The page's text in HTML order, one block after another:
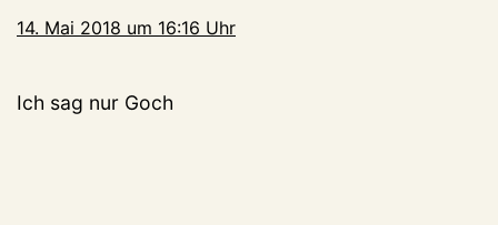
14. Mai 2018 um 16:16 Uhr
Ich sag nur Goch